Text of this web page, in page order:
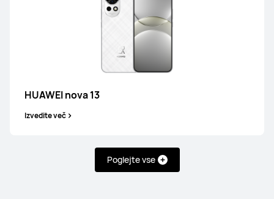
HUAWEI nova 13
Izvedite več
Poglejte vse
HUAWEI Pura 80 Ultra
Izvedite več